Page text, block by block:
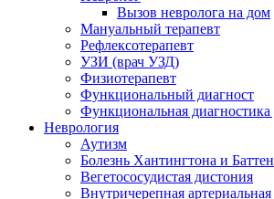
Вызов невролога на дом
Мануальный терапевт
Рефлексотерапевт
УЗИ (врач УЗД)
Физиотерапевт
Функциональный диагност
Функциональная диагностика
Неврология
Аутизм
Болезнь Хантингтона и
Вегетососудистая дистония
Внутричерепная